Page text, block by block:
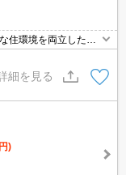
住環境を両立した、
暮らせる上質な都市
。2人入居可猫3匹、
細を見る
)